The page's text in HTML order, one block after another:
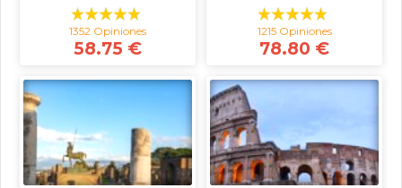
1352 Opiniones
58.75 €
1215 Opiniones
78.80 €